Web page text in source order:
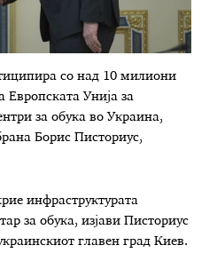
со над 10 милиони
Европската Унија за
за обука во Украина,
Борис Писториус,
инфраструктурата
за обука, изјави Писториус
главен град Киев.